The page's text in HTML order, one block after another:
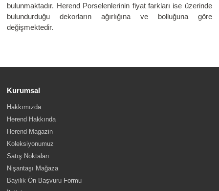
bulunmaktadır. Herend Porselenlerinin fiyat farkları ise üzerinde
bulundurduğu dekorların ağırlığına ve bolluğuna göre
değişmektedir.
Kurumsal
Hakkımızda
Herend Hakkında
Herend Magazin
Koleksiyonumuz
Satış Noktaları
Nişantaşı Mağaza
Bayilik Ön Başvuru Formu